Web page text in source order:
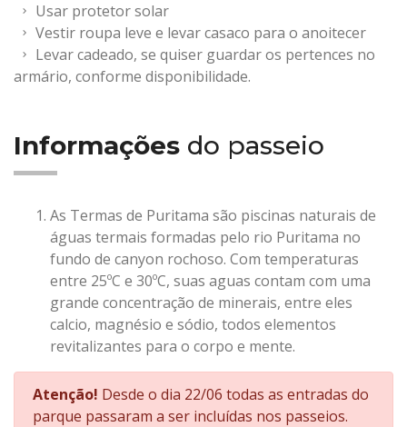
Usar protetor solar
Vestir roupa leve e levar casaco para o anoitecer
Levar cadeado, se quiser guardar os pertences no
armário, conforme disponibilidade.
Informações do passeio
As Termas de Puritama são piscinas naturais de
águas termais formadas pelo rio Puritama no
fundo de canyon rochoso. Com temperaturas
entre 25ºC e 30ºC, suas aguas contam com uma
grande concentração de minerais, entre eles
calcio, magnésio e sódio, todos elementos
revitalizantes para o corpo e mente.
Atenção! Desde o dia 22/06 todas as entradas do
parque passaram a ser incluídas nos passeios.